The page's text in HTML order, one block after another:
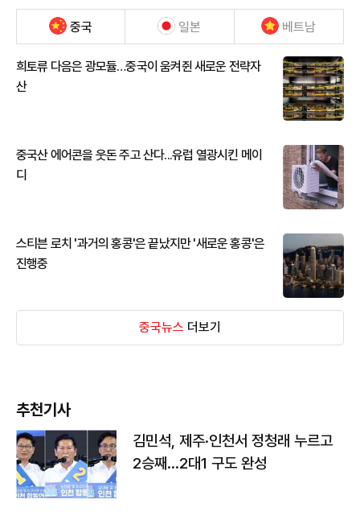
중국 일본 베트남
희토류 다음은 광모듈…중국이 움켜쥔 새로운 전략자
산
중국산 에어콘을 웃돈 주고 산다...유럽 열광시킨 메이
디
스티븐 로치 '과거의 홍콩'은 끝났지만 '새로운 홍콩'은
진행중
중국뉴스 더보기
추천기사
김민석, 제주·인천서 정청래 누르고
2승째…2대1 구도 완성